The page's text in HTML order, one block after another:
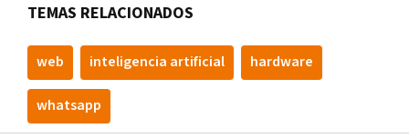
TEMAS RELACIONADOS
web inteligencia artificial hardware
whatsapp